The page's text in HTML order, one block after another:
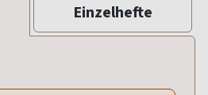
Einzelhefte